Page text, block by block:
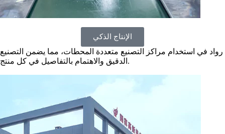
الإنتاج الذكي
رواد في استخدام مراكز التصنيع متعددة المحطات، مما يضمن التصنيع
الدقيق والاهتمام بالتفاصيل في كل منتج.